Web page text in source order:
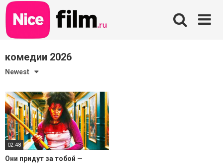
Skip
to
content
комедии 2026
Newest
02:48
Они придут за тобой —